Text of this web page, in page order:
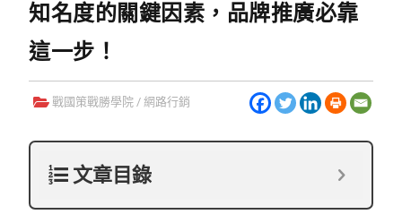
知名度的關鍵因素，品牌推廣必靠
這一步！
戰國策戰勝學院 /網路行銷
文章目錄